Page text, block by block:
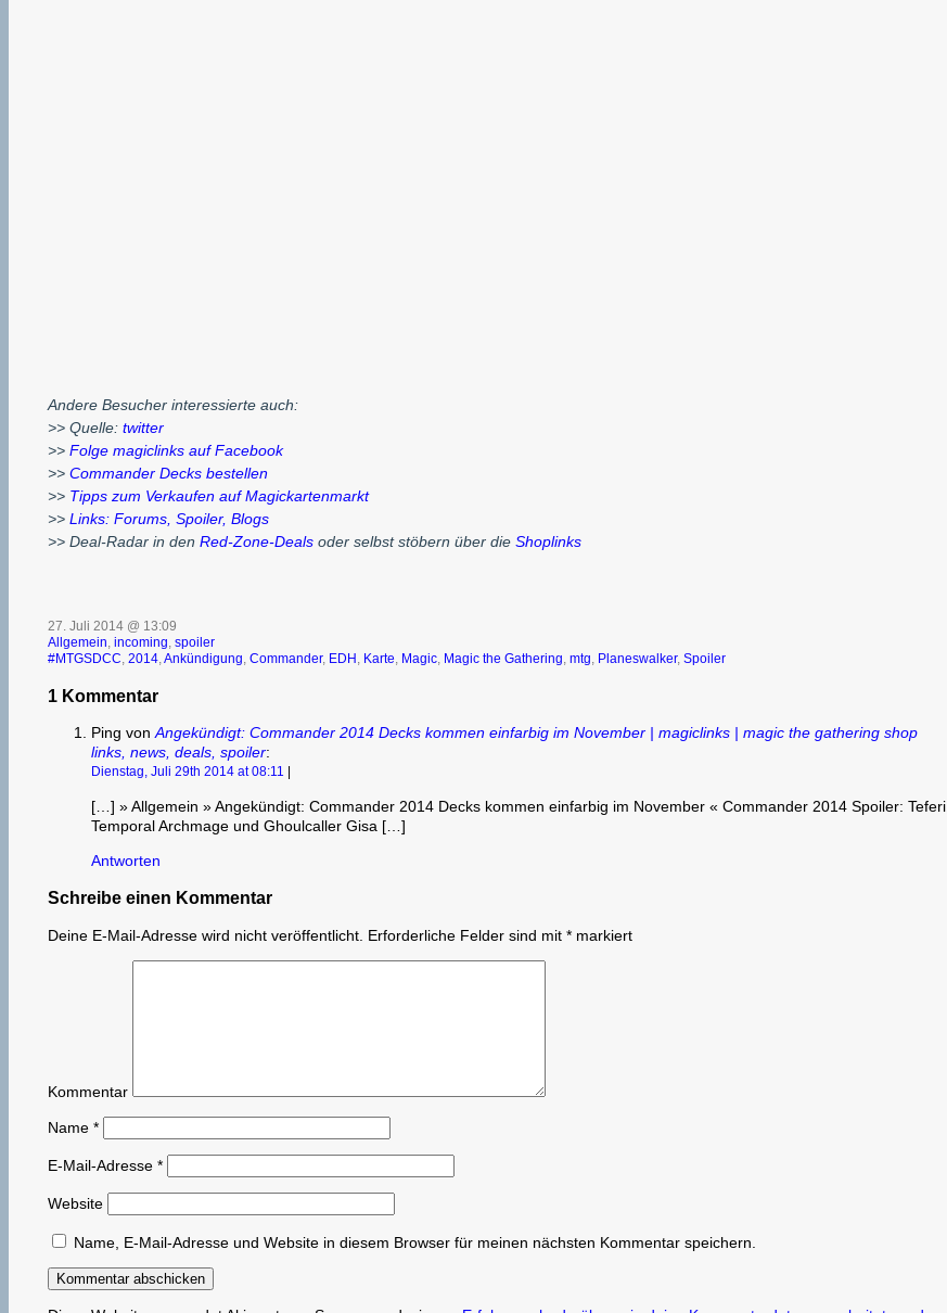
Andere Besucher interessierte auch:
>> Quelle: twitter
>> Folge magiclinks auf Facebook
>> Commander Decks bestellen
>> Tipps zum Verkaufen auf Magickartenmarkt
>> Links: Forums, Spoiler, Blogs
>> Deal-Radar in den Red-Zone-Dealsoder selbst stöbern über die Shoplinks
27. Juli 2014 @ 13:09
Allgemein, incoming, spoiler
#MTGSDCC, 2014,Ankündigung, Commander, EDH , Karte, Magic, Magic the Gathering, mtg, Planeswalker, Spoiler
1 Kommentar
Ping von Angekündigt: Commander 2014 Decks kommen einfarbig im November | magiclinks | magic the gathering shop
links, news, deals, spoiler:
Dienstag, Juli 29th 2014 at 08:11 |
[…] » Allgemein » Angekündigt: Commander 2014 Decks kommen einfarbig im November « Commander 2014 Spoiler: Teferi,
Temporal Archmage und Ghoulcaller Gisa […]
Antworten
Schreibe einen Kommentar
Deine E-Mail-Adresse wird nicht veröffentlicht. Erforderliche Felder sind mit *markiert
Kommentar
Name *
E-Mail-Adresse *
Website
Name, E-Mail-Adresse und Website in diesem Browser für meinen nächsten Kommentar speichern.